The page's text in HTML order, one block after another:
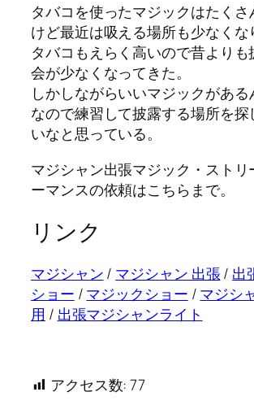
タバコを使ったマジックはたく
けど最近は吸える場所も少なくな
タバコもえらく高いので昔より
会が少なくなってきた。
しかしながらいいマジックがある
なので練習して披露する場所を探
いなと思っている。
マジシャン出張マジック・ストリ
ーマンスの依頼はこちらまで。
リンク
マジシャン/ マジシャン 出張/ 出
ショー /マジックショー /マジシ
用 / 出張マジシャンライト
アクセス数: 77